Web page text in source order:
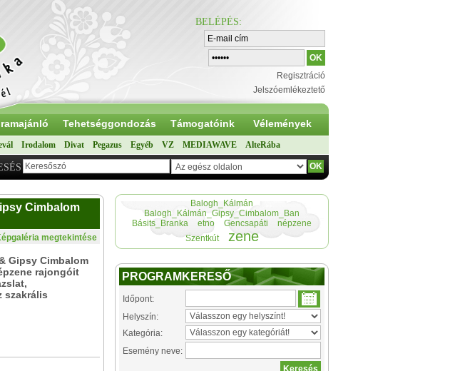
BELÉPÉS:
Regisztráció
Jelszóemlékeztető
Tehetséggondozás Támogatóink Vélemények
Irodalom Divat Pegazus Egyéb VZ MEDIAWAVE AlteRába
Cimbalom
megtekintése
Gipsy Cimbalom
rajongóit
szakrális
Balogh_Kálmán
Balogh_Kálmán_Gipsy_Cimbalom_Ban
Básits_Branka
etno Gencsapáti
népzene
Szentkút
zene
PROGRAMKERESŐ
Időpont:
Helyszín:
Kategória:
Esemény neve: